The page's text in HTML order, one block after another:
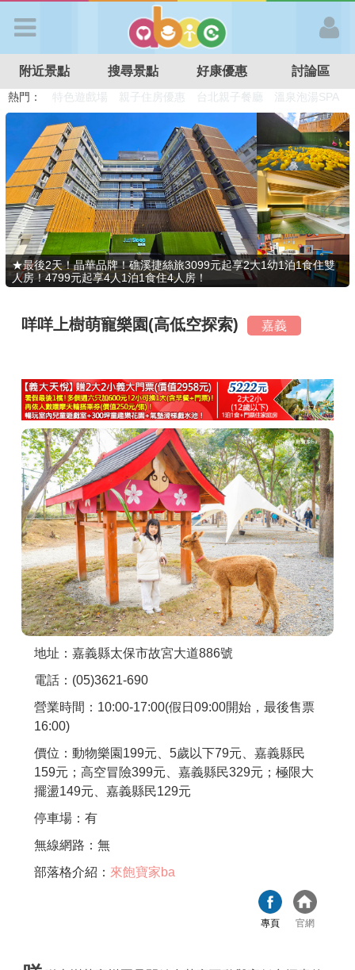
APP登入
首 頁
搜尋景點
好康優惠
最新消息
最新留言
商家合作
推薦景點
討論區
聯絡我們
APP下載
附近景點 搜尋景點 好康優惠 討論區
熱門： 溜滑梯民宿 觀光工廠 DIY摘果
日本親子景點
特色遊戲場
親子住房優惠 台北親子餐廳 溫泉泡湯SPA
★最後2天！晶華品牌！礁溪捷絲旅3099元起享2大1幼1泊1食住雙
人房！4799元起享4人1泊1食住4人房！
咩咩上樹萌寵樂園(高低空探索) 嘉義
地址：嘉義縣太保市故宮大道886號
電話：(05)3621-690
營業時間：10:00-17:00(假日09:00開始，最後售票
16:00)
價位：動物樂園199元、5歲以下79元、嘉義縣民
159元；高空冒險399元、嘉義縣民329元；極限大
擺盪149元、嘉義縣民129元
停車場：有
無線網路：無
部落格介紹： 來飽寶家ba
專頁 官網